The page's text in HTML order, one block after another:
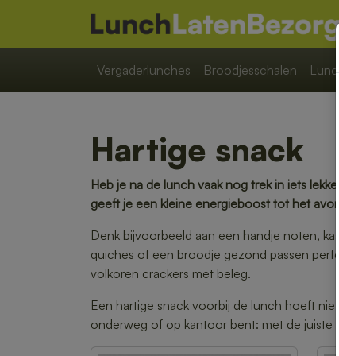
Vergaderlunches Broodjesschalen
Hartige snack
Heb je na de lunch vaak nog trek in iets
geeft je een kleine energieboost tot het
Denk bijvoorbeeld aan een handje noten,
quiches of een broodje gezond passen
volkoren crackers met beleg.
Een hartige snack voorbij de lunch hoeft
onderweg of op kantoor bent: met de juiste